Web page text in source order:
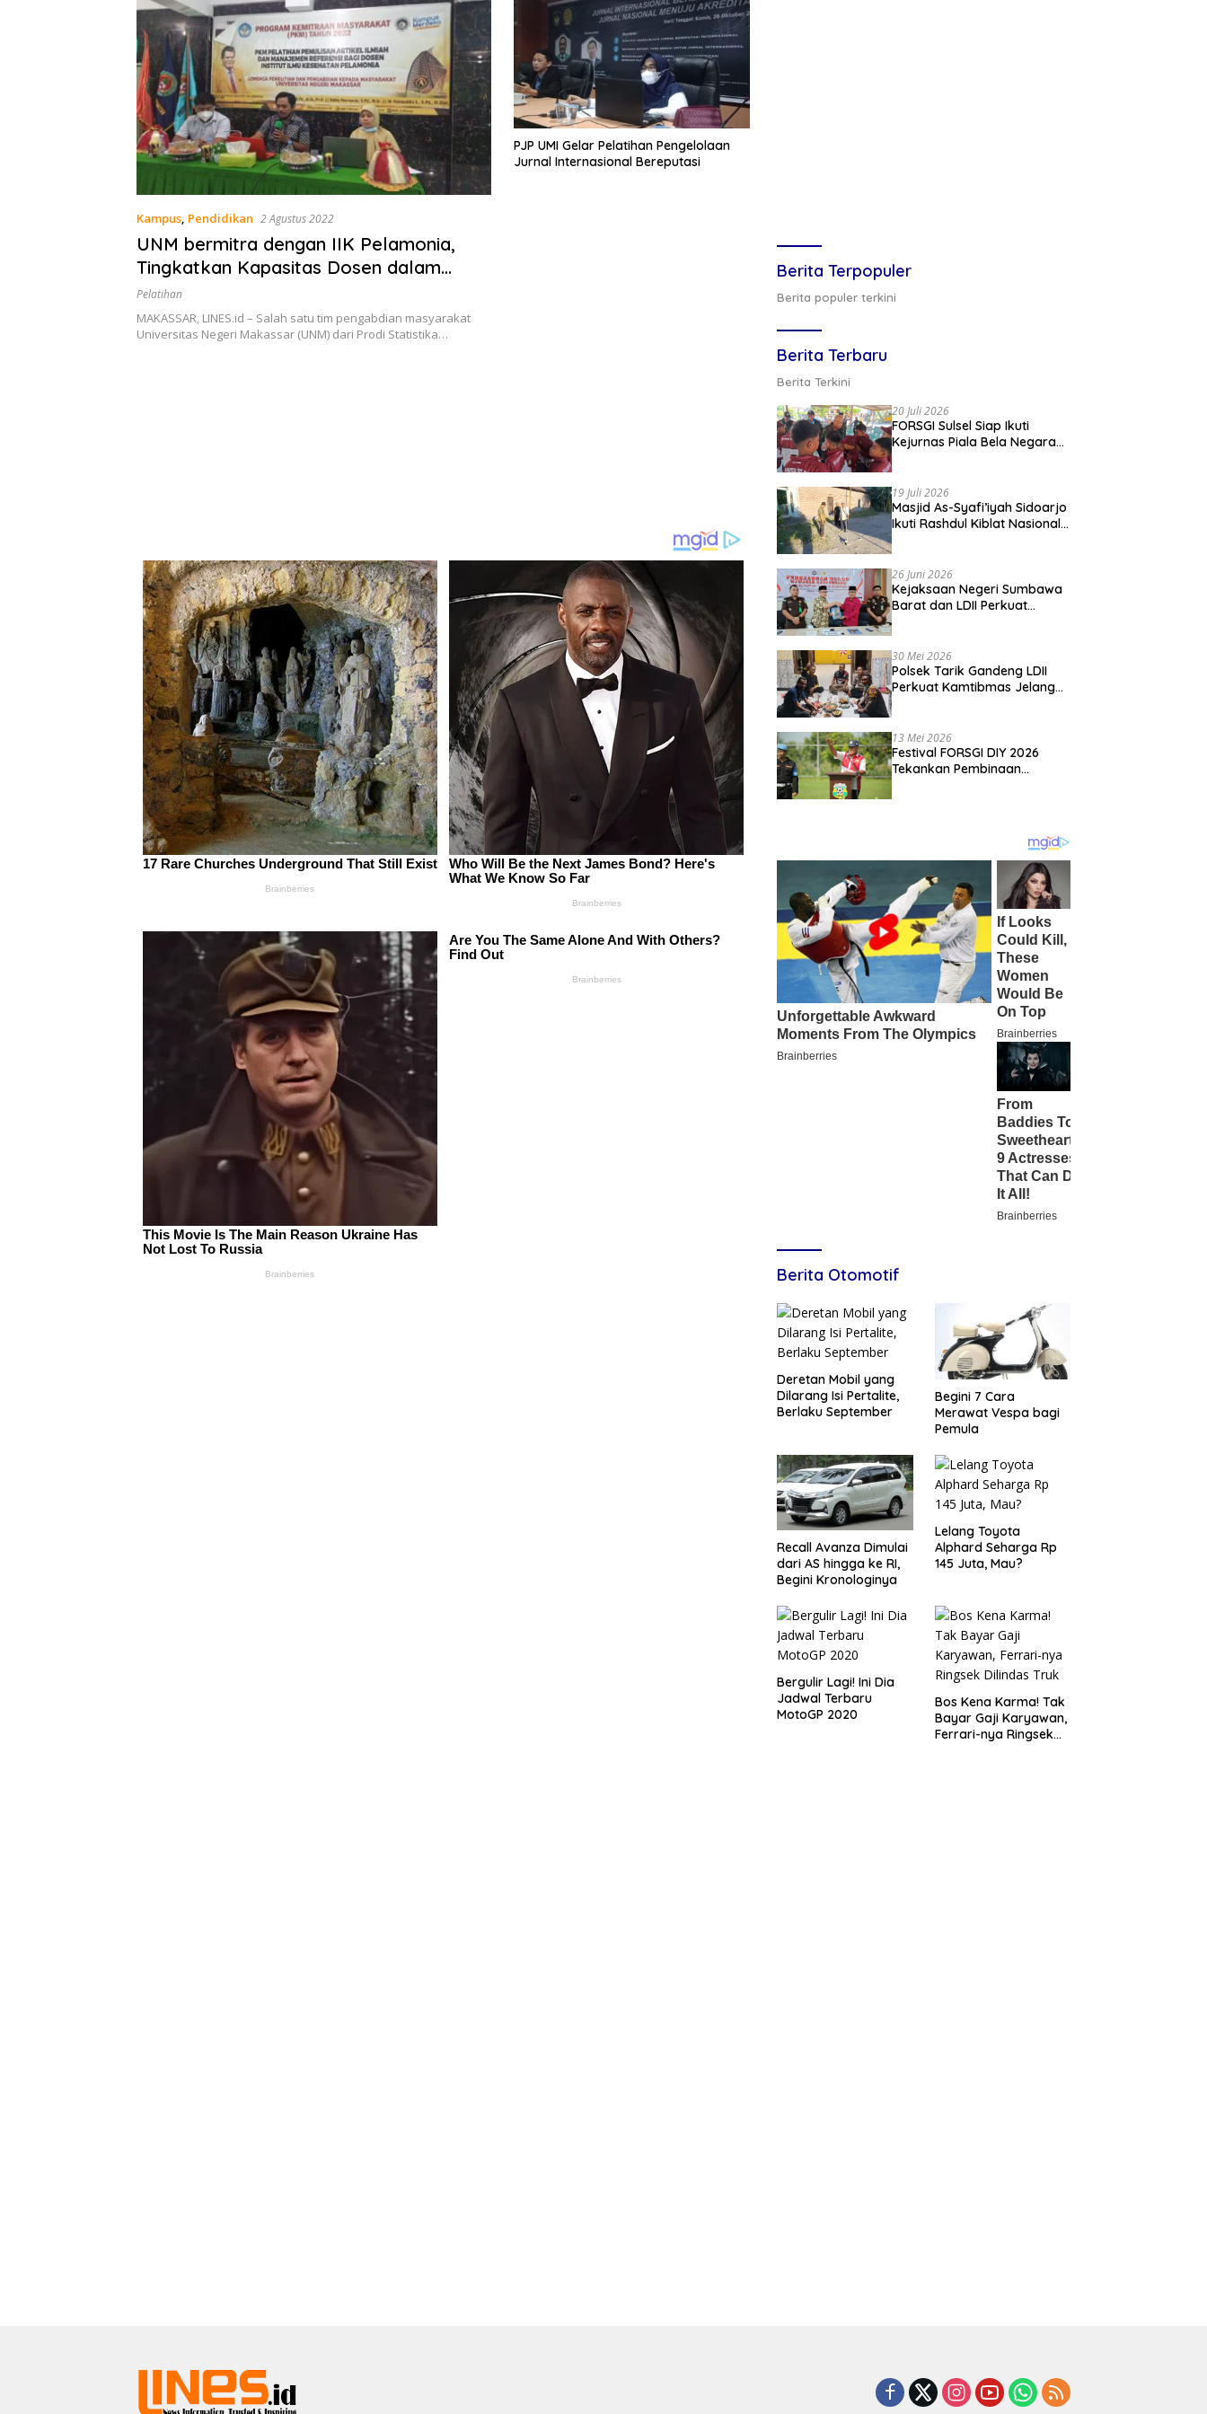
Kampus, Pendidikan 2 Agustus 2022
UNM bermitra dengan IIK Pelamonia,
Tingkatkan Kapasitas Dosen dalam
Publikasi Ilmiah
Pelatihan
MAKASSAR, LINES.id – Salah satu tim pengabdian masyarakat
Universitas Negeri Makassar (UNM) dari Prodi Statistika…
PJP UMI Gelar Pelatihan Pengelolaan
Jurnal Internasional Bereputasi
Berita Terpopuler
Berita populer terkini
Berita Terbaru
Berita Terkini
20 Juli 2026
FORSGI Sulsel Siap Ikuti
Kejurnas Piala Bela Negara
19 Juli 2026
Masjid As-Syafi’iyah Sidoarjo
Ikuti Rashdul Kiblat Nasional,
26 Juni 2026
Kejaksaan Negeri Sumbawa
Barat dan LDII Perkuat
Empat Pilar Kebangsaan
30 Mei 2026
Polsek Tarik Gandeng LDII
Perkuat Kamtibmas Jelang
13 Mei 2026
Festival FORSGI DIY 2026
Tekankan Pembinaan
Berita Otomotif
Deretan Mobil yang
Dilarang Isi Pertalite,
Berlaku September
Begini 7 Cara
Merawat Vespa bagi
Pemula
Recall Avanza Dimulai
dari AS hingga ke RI,
Begini Kronologinya
Lelang Toyota
Alphard Seharga Rp
145 Juta, Mau?
Bergulir Lagi! Ini Dia
Jadwal Terbaru
MotoGP 2020
Bos Kena Karma! Tak
Bayar Gaji Karyawan,
Ferrari-nya Ringsek